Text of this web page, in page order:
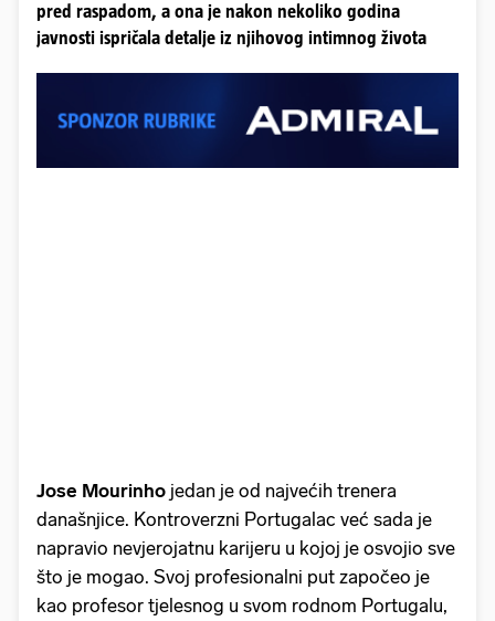
pred raspadom, a ona je nakon nekoliko godina
javnosti ispričala detalje iz njihovog intimnog života
Jose Mourinho jedan je od najvećih trenera
današnjice. Kontroverzni Portugalac već sada je
napravio nevjerojatnu karijeru u kojoj je osvojio sve
što je mogao. Svoj profesionalni put započeo je
kao profesor tjelesnog u svom rodnom Portugalu,